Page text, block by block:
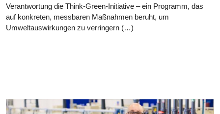
Verantwortung die Think-Green-Initiative – ein Programm, das
auf konkreten, messbaren Maßnahmen beruht, um
Umweltauswirkungen zu verringern (…)